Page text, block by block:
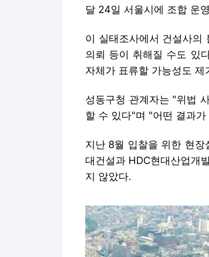
달 24일 서울시에 조합 운
이 실태조사에서 건설사의
의뢰 등이 취해질 수도 있
자체가 표류할 가능성도 제
성동구청 관계자는 "위법
할 수 있다"며 "어떤 결과
지난 8월 입찰을 위한 현
대건설과 HDC현대산업개
지 않았다.